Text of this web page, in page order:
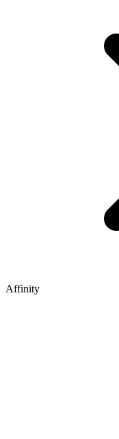
Affinity